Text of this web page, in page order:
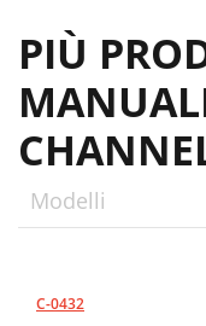
PIÙ
Modelli
C-0432